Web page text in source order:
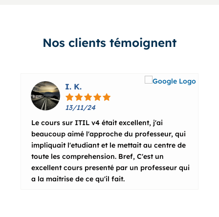
Nos clients témoignent
I. K.
13/11/24
Le cours sur ITIL v4 était excellent, j'ai
beaucoup aimé l'approche du professeur, qui
impliquait l'etudiant et le mettait au centre de
toute les comprehension. Bref, C'est un
excellent cours presenté par un professeur qui
a la maitrise de ce qu'il fait.